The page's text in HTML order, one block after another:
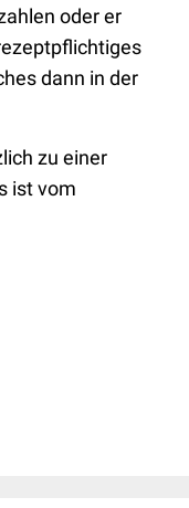
oderer
dann in der
zu einer
ist vom